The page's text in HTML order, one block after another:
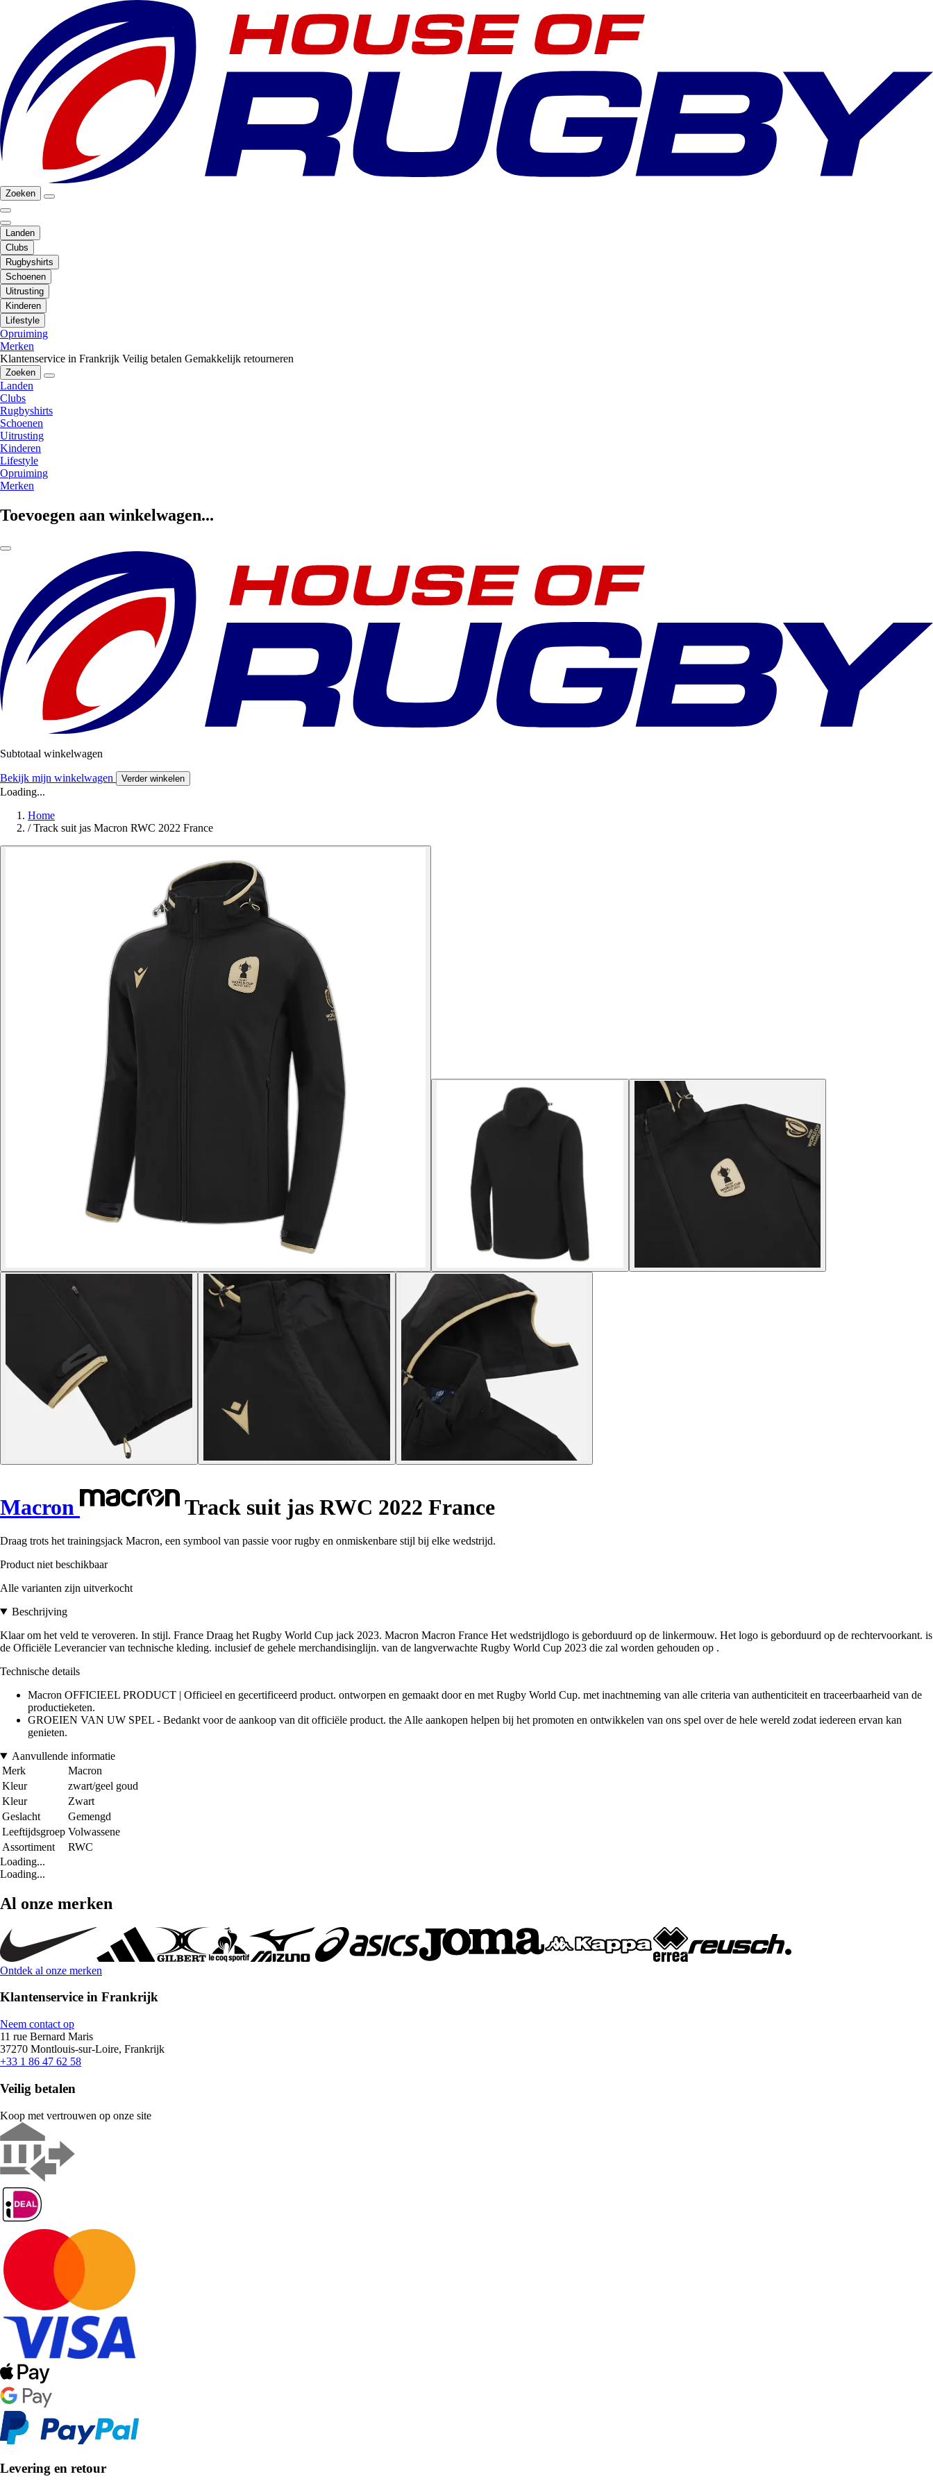
Zoeken
Landen
Clubs
Rugbyshirts
Schoenen
Uitrusting
Kinderen
Lifestyle
Opruiming
Merken
Klantenservice in Frankrijk Veilig betalen Gemakkelijk retourneren
Zoeken
Landen
Clubs
Rugbyshirts
Schoenen
Uitrusting
Kinderen
Lifestyle
Opruiming
Merken
Toevoegen aan winkelwagen...
Subtotaal winkelwagen
Bekijk mijn winkelwagen Verder winkelen
Loading...
Home
/ Track suit jas Macron RWC 2022 France
Macron Track suit jas RWC 2022 France
Draag trots het trainingsjack Macron, een symbool van passie voor rugby en onmiskenbare stijl bij elke wedstrijd.
Product niet beschikbaar
Alle varianten zijn uitverkocht
Beschrijving
Klaar om het veld te veroveren. In stijl. France Draag het Rugby World Cup jack 2023. Macron Macron France Het wedstrijdlogo is geborduurd op de linkermouw. Het logo is geborduurd op de rechtervoorkant. is
de Officiële Leverancier van technische kleding. inclusief de gehele merchandisinglijn. van de langverwachte Rugby World Cup 2023 die zal worden gehouden op .
Technische details
Macron OFFICIEEL PRODUCT | Officieel en gecertificeerd product. ontworpen en gemaakt door en met Rugby World Cup. met inachtneming van alle criteria van authenticiteit en traceerbaarheid van de
productieketen.
GROEIEN VAN UW SPEL - Bedankt voor de aankoop van dit officiële product. the Alle aankopen helpen bij het promoten en ontwikkelen van ons spel over de hele wereld zodat iedereen ervan kan
genieten.
Aanvullende informatie
Merk
Macron
Kleur
zwart/geel goud
Kleur
Zwart
Geslacht
Gemengd
Leeftijdsgroep Volwassene
Assortiment
RWC
Loading...
Loading...
Al onze merken
Ontdek al onze merken
Klantenservice in Frankrijk
Neem contact op
11 rue Bernard Maris
37270 Montlouis-sur-Loire, Frankrijk
+33 1 86 47 62 58
Veilig betalen
Koop met vertrouwen op onze site
Levering en retour